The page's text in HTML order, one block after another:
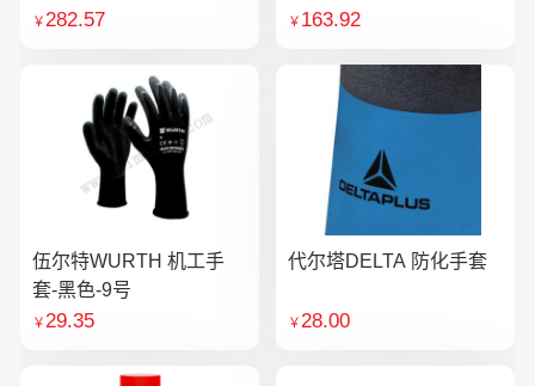
￥282.57 ￥ 163.92
伍尔特WURTH 机工手
套-黑色-9号
￥29.35
代尔塔DELTA 防化手套
￥28.00